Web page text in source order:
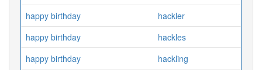
happy birthday
hackler
happy birthday
hackles
happy birthday
hackling